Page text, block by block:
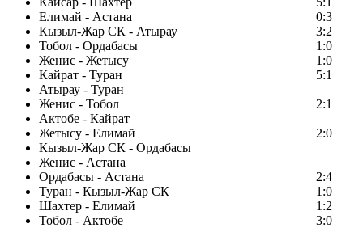
Елимай - Астана
0:3
Кызыл-Жар СК - Атырау
3:2
Тобол - Ордабасы
1:0
Женис - Жетысу
1:0
Кайрат - Туран
5:1
Атырау - Туран
Женис - Тобол
2:1
Актобе - Кайрат
Жетысу - Елимай
2:0
Кызыл-Жар СК - Ордабасы
Женис - Астана
Ордабасы - Астана
2:4
Туран - Кызыл-Жар СК
1:0
Шахтер - Елимай
1:2
Тобол - Актобе
3:0